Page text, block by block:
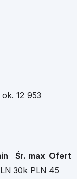
ok. 12 953
Śr. max Ofert
30k PLN 45